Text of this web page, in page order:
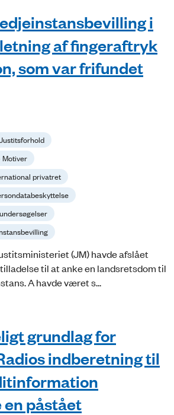
i
af fingeraftryk
som var frifundet
Motiver
privatret
(JM) havde afslået
til at anke en landsretsdom til
A havde været s...
grundlag for
indberetning til
påstået